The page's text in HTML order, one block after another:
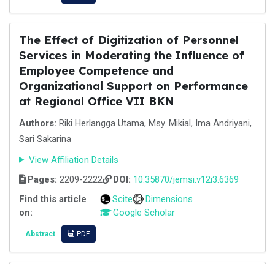
The Effect of Digitization of Personnel
Services in Moderating the Influence of
Employee Competence and
Organizational Support on Performance
at Regional Office VII BKN
Authors: Riki Herlangga Utama, Msy. Mikial, Ima Andriyani,
Sari Sakarina
View Affiliation Details
Pages: 2209-2222 DOI: 10.35870/jemsi.v12i3.6369
Find this article
on:
Scite
Dimensions
Google Scholar
Abstract PDF